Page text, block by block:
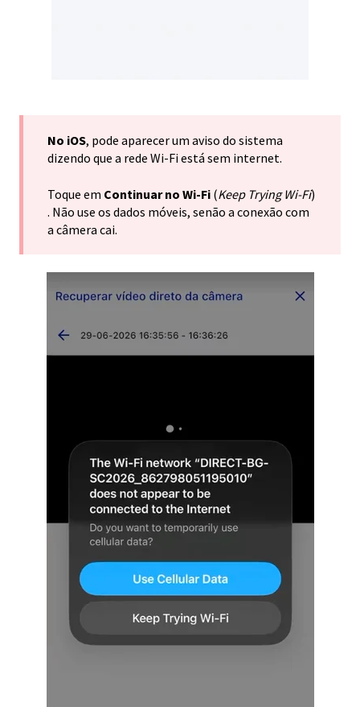
No iOS, pode aparecer um aviso do sistema
dizendo que a rede Wi-Fi está sem internet.
Toque em Continuar no Wi-Fi (Keep Trying Wi-Fi)
. Não use os dados móveis, senão a conexão com
a câmera cai.